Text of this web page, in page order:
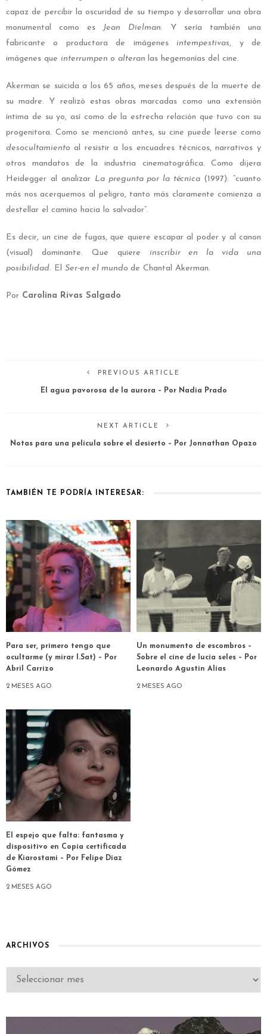
capaz de percibir la oscuridad de su tiempo y desarrollar una obra
monumental como es
Jean Dielman. Y sería también una
fabricante o productora de imágenes intempestivas, y de
imágenes que interrumpen o alteran las hegemonías del cine.
Akerman se suicida a los 65 años, meses después de la muerte de
su madre. Y realizó estas obras marcadas como una extensión
íntima de su yo, así como de la estrecha relación que tuvo con su
progenitora. Como se mencionó antes, su cine puede leerse como
desocultamiento al resistir a los encuadres técnicos, narrativos y
otros mandatos de la industria cinematográfica. Como dijera
Heidegger al analizar La pregunta por la técnica (1997): “cuanto
más nos acerquemos al peligro, tanto más claramente comienza a
destellar el camino hacia lo salvador”.
Es decir, un cine de fugas, que quiere escapar al poder y al canon
(visual) dominante. Que quiere inscribir en la vida una
posibilidad. El Ser-en el mundo de Chantal Akerman.
Por Carolina Rivas Salgado
PREVIOUS ARTICLE
El agua pavorosa de la aurora – Por Nadia Prado
NEXT ARTICLE
Notas para una película sobre el desierto – Por Jonnathan Opazo
TAMBIÉN TE PODRÍA INTERESAR:
Para ser, primero tengo que
ocultarme (y mirar I.Sat) – Por
Abril Carrizo
2 MESES AGO
Un monumento de escombros –
Sobre el cine de lucía seles – Por
Leonardo Agustín Alías
2 MESES AGO
El espejo que falta: fantasma y
dispositivo en Copia certificada
de Kiarostami – Por Felipe Díaz
Gómez
2 MESES AGO
ARCHIVOS